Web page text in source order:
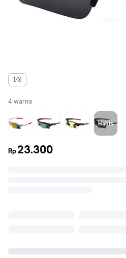
1/9
Lihat semua variant:
4 warna
Putih Emas
Habis
Hitam
Rp 23.300